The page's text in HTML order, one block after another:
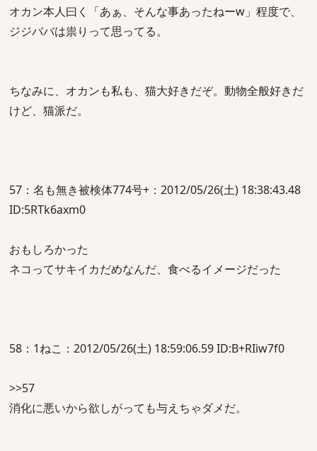
オカン本人曰く「あぁ、そんな事あったねーw」程度で、
ジジババは祟りって思ってる。
ちなみに、オカンも私も、猫大好きだぞ。動物全般好きだ
けど、猫派だ。
57：名も無き被検体774号+：2012/05/26(土) 18:38:43.48
ID:5RTk6axm0
おもしろかった
ネコってサキイカだめなんだ、食べるイメージだった
58：1ねこ：2012/05/26(土) 18:59:06.59 ID:B+RIiw7f0
>>57
消化に悪いから欲しがっても与えちゃダメだ。